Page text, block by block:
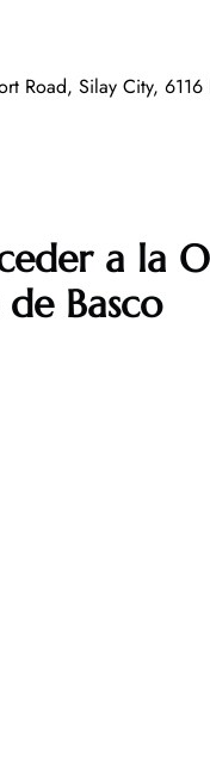
Road, Silay City,
a la
Basco